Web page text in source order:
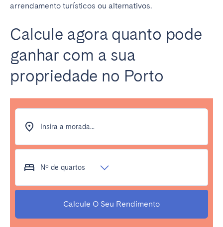
arrendamento turísticos ou alternativos.
Calcule agora quanto pode
ganhar com a sua
propriedade no Porto
Insira a morada...
Nº de quartos
Calcule O Seu Rendimento